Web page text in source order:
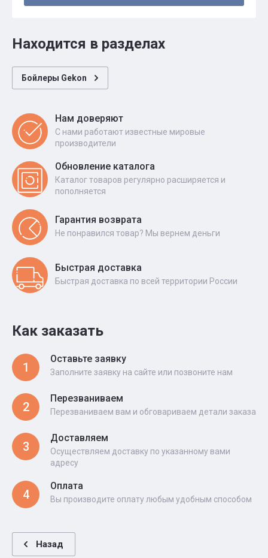
Находится в разделах
Бойлеры Gekon
Нам доверяют
С нами работают известные мировые
производители
Обновление каталога
Каталог товаров регулярно расширяется и
пополняется
Гарантия возврата
Не понравился товар? Мы вернем деньги
Быстрая доставка
Быстрая доставка по всей территории России
Как заказать
1
Оставьте заявку
Заполните заявку на сайте или позвоните нам
2
Перезваниваем
Перезваниваем вам и обговариваем детали заказа
3
Доставляем
Осуществляем доставку по указанному вами
адресу
4
Оплата
Вы производите оплату любым удобным способом
Назад